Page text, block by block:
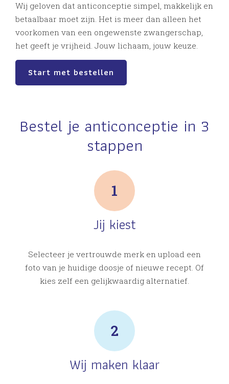
Wij geloven dat anticonceptie simpel, makkelijk en
betaalbaar moet zijn. Het is meer dan alleen het
voorkomen van een ongewenste zwangerschap,
het geeft je vrijheid. Jouw lichaam, jouw keuze.
Start met bestellen
Bestel je anticonceptie in 3
stappen
Jij kiest
Selecteer je vertrouwde merk en upload een
foto van je huidige doosje of nieuwe recept. Of
kies zelf een gelijkwaardig alternatief.
Wij maken klaar